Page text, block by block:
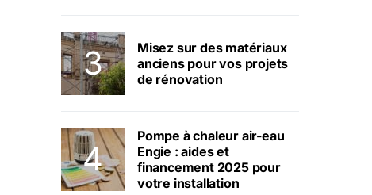
Misez sur des matériaux
anciens pour vos projets
de rénovation
Pompe à chaleur air-eau
Engie : aides et
financement 2025 pour
votre installation